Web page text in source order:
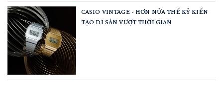
CASIO VINTAGE - HƠN NỬA THẾ KỶ KIẾN
TẠO DI SẢN VƯỢT THỜI GIAN